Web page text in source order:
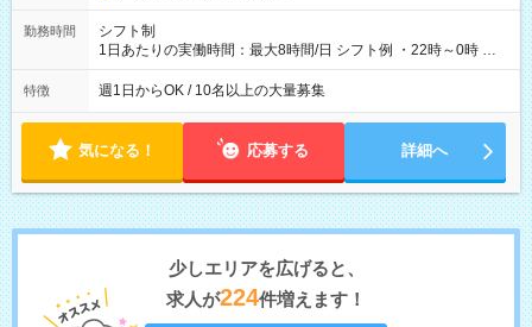
勤務時間
シフト制
1日あたりの実働時間：最大8時間/日 シフト例 ・22時～0時 入
社後、就業可能シフトをご確認の上、申請してください。
特徴 週1日からOK / 10名以上の大量募集
気になる！ 応募する 詳細へ
少しエリアを広げると、
求人が224件増えます！